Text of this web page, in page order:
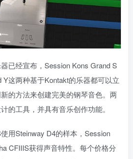
已经宣布，Session Kons Grand S
这两种基于Kontakt的乐器都可以立
的方法来创建完美的钢琴音色。两
的工具，并具有音乐创作功能。
用Steinway D4的样本，Session
CFIIIS获得声音特性。每个价格分